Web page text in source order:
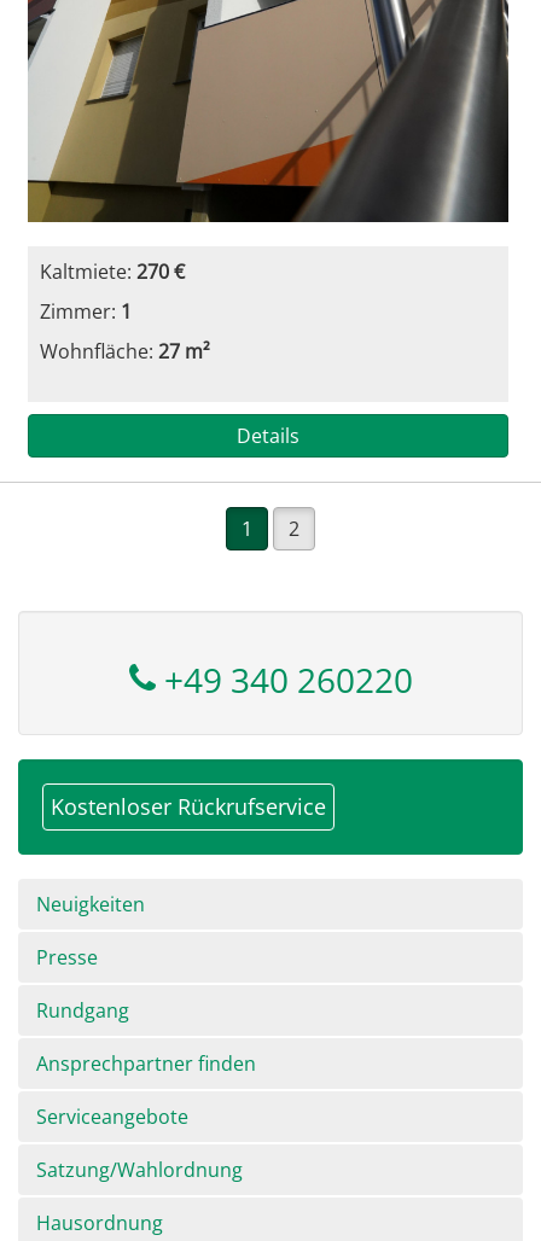
Kaltmiete:270 €
Zimmer: 1
Wohnfläche:27 m²
Details
1 2
+49 340 260220
Kostenloser Rückrufservice
Navigation
überspringen
Neuigkeiten
Presse
Rundgang
Ansprechpartner finden
Serviceangebote
Satzung/Wahlordnung
Hausordnung